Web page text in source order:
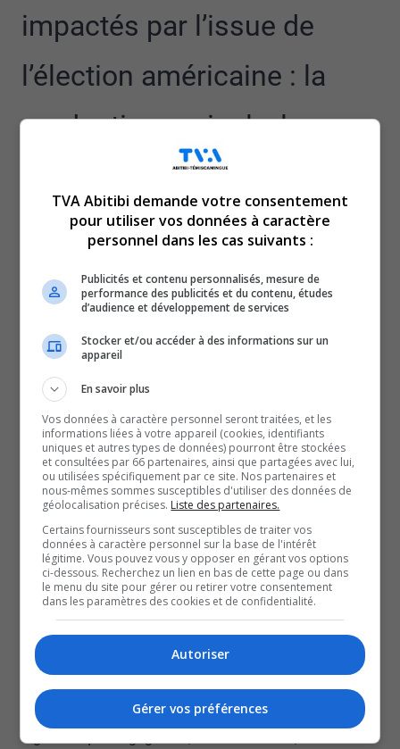
impactés par l’issue de
l’élection américaine : la
production agricole, le
bois d’oeuvre et les
minéraux critiques
stratégiques.
C’est ce que soutient le député fédéral d’Abitibi-
Témiscamingue, Sébastien Lemire.
L’élu cible ainsi l’enjeu de la gestion de l’offre, qu’il
considère comme décisif sur nos échanges avec les
États-Unis.
La préfète du Témiscamingue, Claire Bolduc, abonde en
ce sens et ajoute que les Américains ont toujours été
critiques envers le Canada sur la gestion de l’offre.
La préfète s’inquiète du fait que l’un des propriétaires de
RYAM est de la Floride.
Et que l’industrie forestière est toujours aussi fragile.
Le président-directeur général du Conseil de l’industrie
forestière du Québec, Jean-François Samray, lui,
croit justement que la question du bois d’oeuvre sera un
thème important pour le prochain occupant de la
Maison-Blanche.
Dans le contexte actuel, toutefois, s’il y a une industrie
régionale qui est gagnante, c’est celle de l’or, selon le
TVA Abitibi demande votre consentement
pour utiliser vos données à caractère
personnel dans les cas suivants :
Publicités et contenu personnalisés, mesure de
performance des publicités et du contenu, études
d’audience et développement de services
Stocker et/ou accéder à des informations sur un
appareil
En savoir plus
Vos données à caractère personnel seront traitées, et les
informations liées à votre appareil (cookies, identifiants
uniques et autres types de données) pourront être stockées
et consultées par 66 partenaires, ainsi que partagées avec lui,
ou utilisées spécifiquement par ce site. Nos partenaires et
nous-mêmes sommes susceptibles d'utiliser des données de
géolocalisation précises. Liste des partenaires.
Certains fournisseurs sont susceptibles de traiter vos
données à caractère personnel sur la base de l'intérêt
légitime. Vous pouvez vous y opposer en gérant vos options
ci-dessous. Recherchez un lien en bas de cette page ou dans
le menu du site pour gérer ou retirer votre consentement
dans les paramètres des cookies et de confidentialité.
Autoriser
Gérer vos préférences